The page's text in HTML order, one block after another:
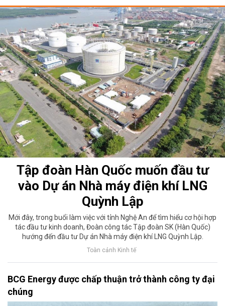
Tập đoàn Hàn Quốc muốn đầu tư
vào Dự án Nhà máy điện khí LNG
Quỳnh Lập
Mới đây, trong buổi làm việc với tỉnh Nghệ An để tìm hiểu cơ hội hợp
tác đầu tư kinh doanh, Đoàn công tác Tập đoàn SK (Hàn Quốc)
hướng đến đầu tư Dự án Nhà máy điện khí LNG Quỳnh Lập.
Toàn cảnh Kinh tế
BCG Energy được chấp thuận trở thành công ty đại
chúng